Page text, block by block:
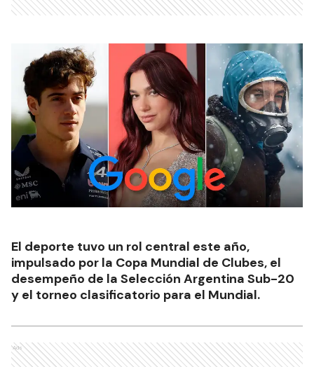
El deporte tuvo un rol central este año,
impulsado por la Copa Mundial de Clubes, el
desempeño de la Selección Argentina Sub-20
y el torneo clasificatorio para el Mundial.
Ads